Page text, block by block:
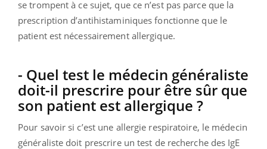
se trompent à ce sujet, que ce n’est pas parce que la
prescription d’antihistaminiques fonctionne que le
patient est nécessairement allergique.
- Quel test le médecin généraliste
doit-il prescrire pour être sûr que
son patient est allergique ?
Pour savoir si c’est une allergie respiratoire, le médecin
généraliste doit prescrire un test de recherche des IgE